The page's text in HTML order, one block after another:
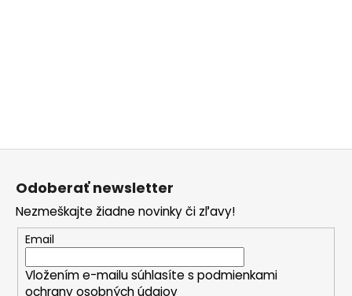
Odoberať newsletter
Nezmeškajte žiadne novinky či zľavy!
Email
Vložením e-mailu súhlasíte s podmienkami
ochrany osobných údajov